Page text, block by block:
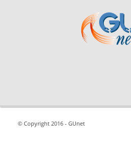
© Copyright 2016 - GUnet